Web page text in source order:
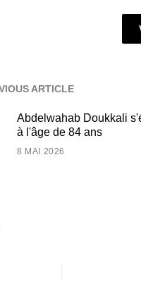
ARTICLE
Abdelwahab Doukkali
à l'âge de 84 ans
8 MAI 2026